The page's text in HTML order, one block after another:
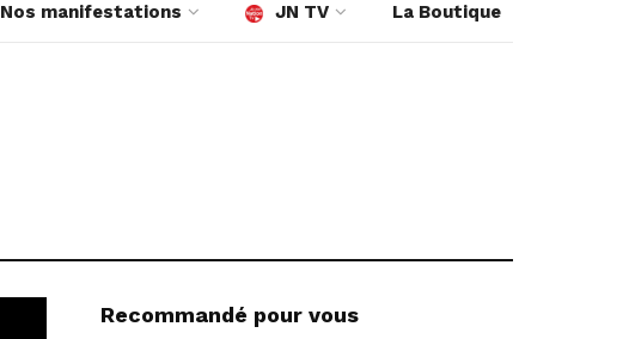
Nos manifestations JN TV La Boutique
Recommandé pour vous